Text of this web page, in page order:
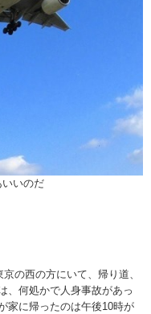
いのだ
の西の方にいて、帰り道、
、何処かで人身事故があっ
家に帰ったのは午後10時が